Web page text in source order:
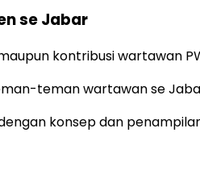
se Jabar
kontribusi wartawan
teman wartawan se
konsep dan